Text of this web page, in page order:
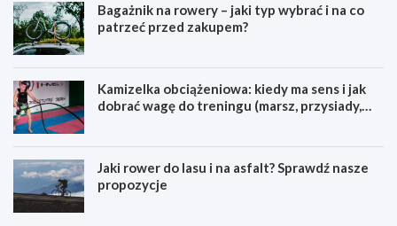
Bagażnik na rowery – jaki typ wybrać i na co
patrzeć przed zakupem?
Kamizelka obciążeniowa: kiedy ma sens i jak
dobrać wagę do treningu (marsz, przysiady,
Jaki rower do lasu i na asfalt? Sprawdź nasze
propozycje
J
B